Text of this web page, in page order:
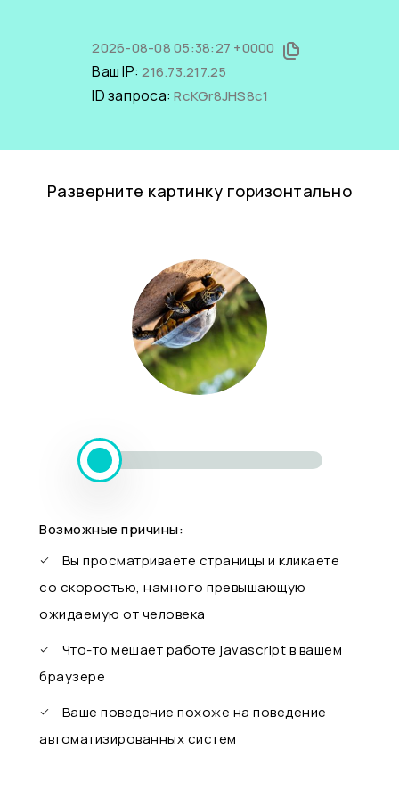
2026-08-08 05:38:27 +0000
Ваш IP:216.73.217.25
ID запроса:RcKGr8JHS8c1
Разверните картинку горизонтально
Возможные причины:
Вы просматриваете страницы и кликаете
со скоростью, намного превышающую
ожидаемую от человека
Что-то мешает работе javascript в вашем
браузере
Ваше поведение похоже на поведение
автоматизированных систем